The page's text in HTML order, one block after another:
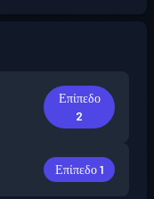
Επίπεδο
2
Επίπεδο 1